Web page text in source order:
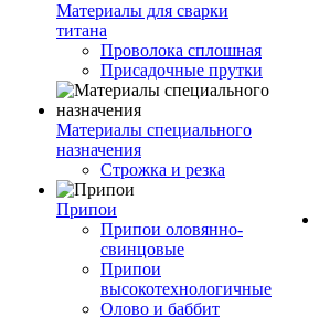
Материалы для сварки
титана
Проволока сплошная
Присадочные прутки
Материалы специального
назначения
Строжка и резка
Припои
Припои оловянно-
свинцовые
Припои
высокотехнологичные
Олово и баббит